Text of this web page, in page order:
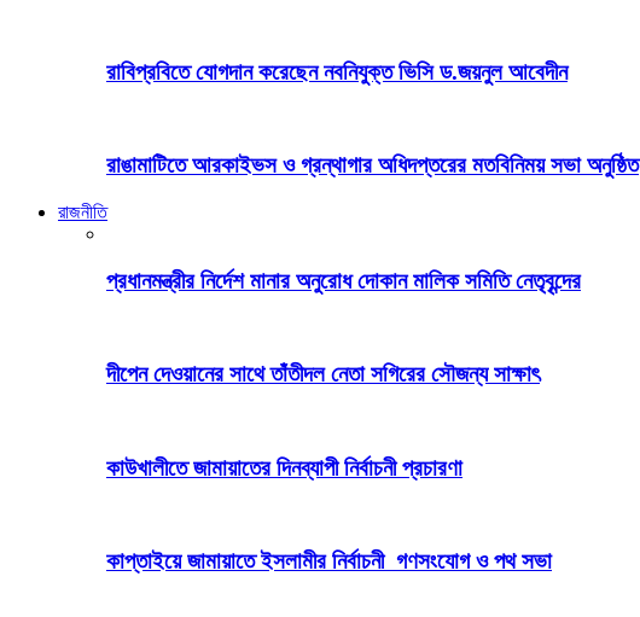
রাবিপ্রবিতে যোগদান করেছেন নবনিযুক্ত ভিসি ড.জয়নুল আবেদীন
রাঙামাটিতে আরকাইভস ও গ্রন্থাগার অধিদপ্তরের মতবিনিময় সভা অনুষ্ঠিত
রাজনীতি
প্রধানমন্ত্রীর নির্দেশ মানার অনুরোধ দোকান মালিক সমিতি নেতৃবৃন্দের
দীপেন দেওয়ানের সাথে তাঁতীদল নেতা সগিরের সৌজন্য সাক্ষাৎ
কাউখালীতে জামায়াতের দিনব্যাপী নির্বাচনী প্রচারণা
কাপ্তাইয়ে জামায়াতে ইসলামীর নির্বাচনী গণসংযোগ ও পথ সভা